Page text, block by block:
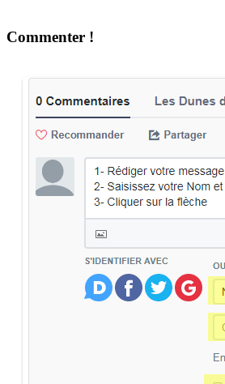
Commenter !